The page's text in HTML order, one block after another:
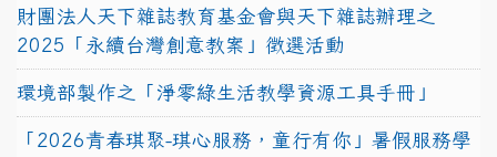
財團法人天下雜誌教育基金會與天下雜誌辦理之
2025「永續台灣創意教案」徵選活動
環境部製作之「淨零綠生活教學資源工具手冊」
「2026青春琪聚-琪心服務，童行有你」暑假服務學